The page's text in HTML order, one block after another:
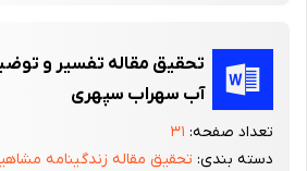
تحقیق مقاله تفسیر و
آب سهراب سپهری
تعداد صفحه: ۳۱
دسته بندی: تحقیق مقاله زندگینامه